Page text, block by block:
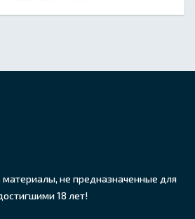
не предназначенные для
18 лет!